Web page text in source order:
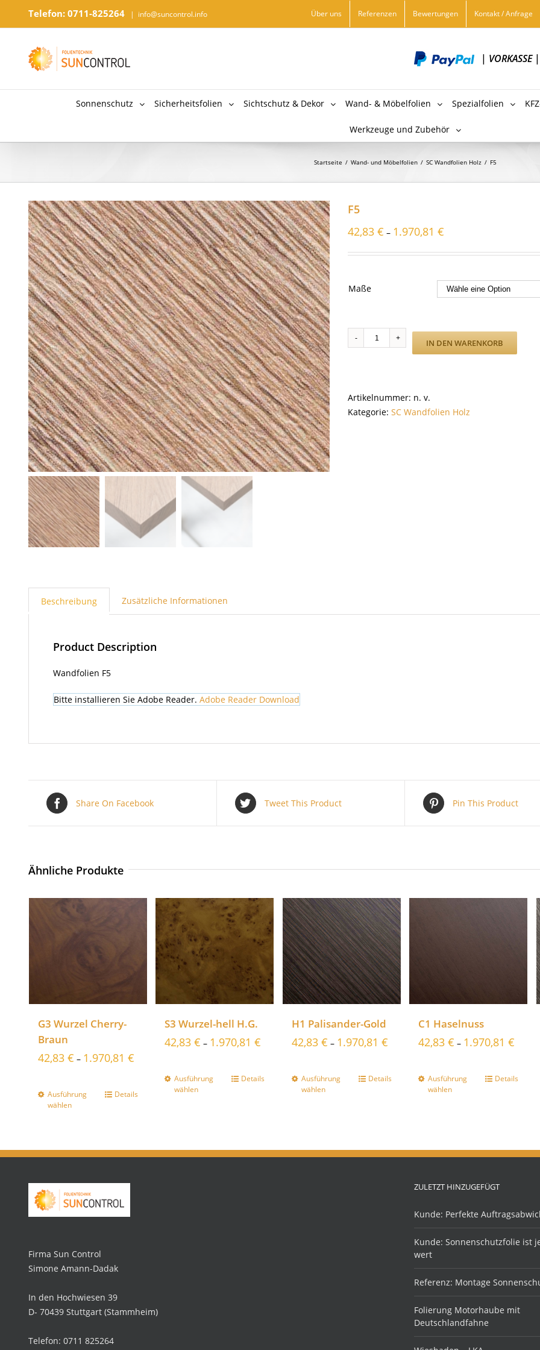
Telefon: 0711-825264 | info@suncontrol.info Über uns Referenzen Bewertungen Kontakt / Anfrage
| VORKASSE
Sonnenschutz Sicherheitsfolien Sichtschutz & Dekor Wand- & Möbelfolien Spezialfolien
Werkzeuge und Zubehör
Startseite / Wand- und Möbelfolien / SC Wandfolien Holz / F5
F5
42,83 € – 1.970,81 €
Maße
Menge
IN DEN WARENKORB
Artikelnummer: n. v.
Kategorie: SC Wandfolien Holz
Beschreibung Zusätzliche Informationen
Product Description
Wandfolien F5
Bitte installieren Sie Adobe Reader. Adobe Reader Download
Share On Facebook Tweet This Product Pin This Product
Ähnliche Produkte
G3 Wurzel Cherry-
Braun
42,83 € – 1.970,81 €
Ausführung
wählen
Details
S3 Wurzel-hell H.G.
42,83€ – 1.970,81€
Ausführung
wählen
Details
H1 Palisander-Gold
42,83 € – 1.970,81 €
Ausführung
wählen
Details
C1 Haselnuss
42,83€ – 1.970,81€
Ausführung
wählen
Details
Firma Sun Control
Simone Amann-Dadak
In den Hochwiesen 39
D- 70439 Stuttgart (Stammheim)
Telefon: 0711 825264
ZULETZT HINZUGEFÜGT
Kunde: Perfekte
Kunde: Sonnenschutzfolie ist
wert
Referenz: Montage
Folierung Motorhaube mit
Deutschlandfahne